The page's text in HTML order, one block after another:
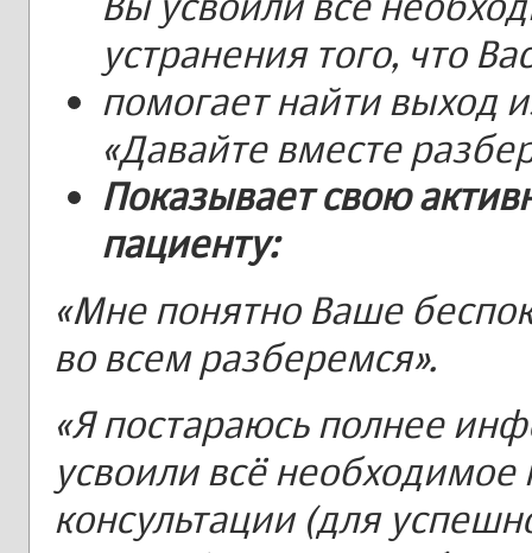
устранения того, что
помогает найти выход
«Давайте вместе
Показывает свою
пациенту:
«Мне понятно Ваше
во всем разберемся».
«Я постараюсь полнее
усвоили всё
консультации (для